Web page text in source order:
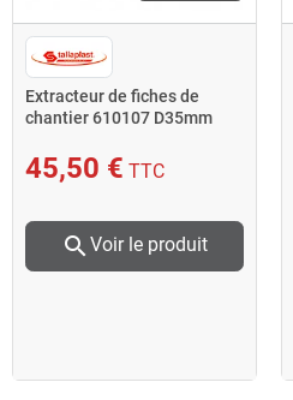
Extracteur de fiches de
chantier 610107 D35mm
45,50 € TTC
search Voir le produit